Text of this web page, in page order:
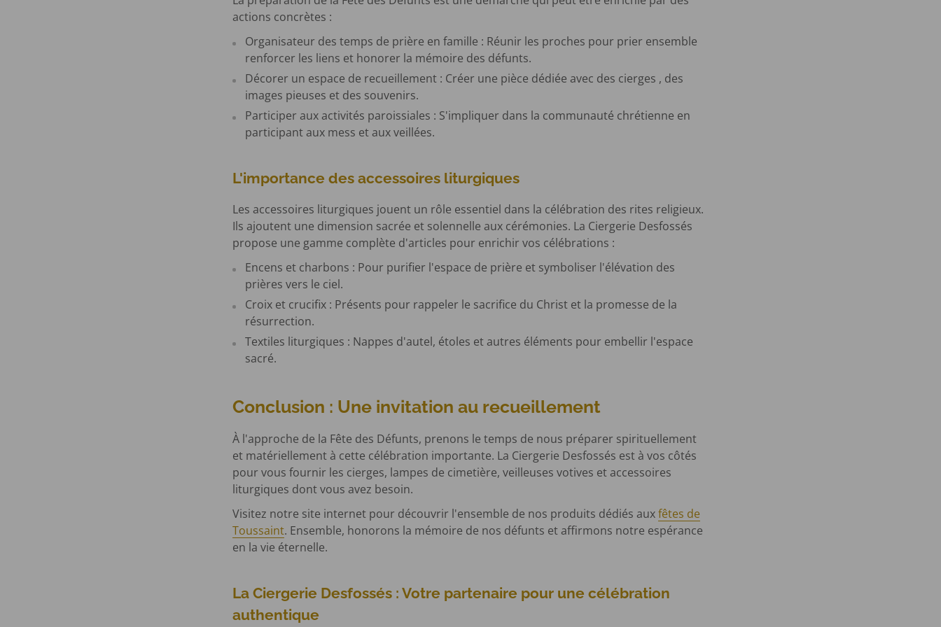
actions concrètes :
Organisateur des temps de prière en famille : Réunir les proches pour prier ensemble
renforcer les liens et honorer la mémoire des défunts.
Décorer un espace de recueillement : Créer une pièce dédiée avec des cierges , des
images pieuses et des souvenirs.
Participer aux activités paroissiales : S'impliquer dans la communauté chrétienne en
participant aux mess et aux veillées.
L'importance des accessoires liturgiques
Les accessoires liturgiques jouent un rôle essentiel dans la célébration des rites religieux.
Ils ajoutent une dimension sacrée et solennelle aux cérémonies. La Ciergerie Desfossés
propose une gamme complète d'articles pour enrichir vos célébrations :
Encens et charbons : Pour purifier l'espace de prière et symboliser l'élévation des
prières vers le ciel.
Croix et crucifix : Présents pour rappeler le sacrifice du Christ et la promesse de la
résurrection.
Textiles liturgiques : Nappes d'autel, étoles et autres éléments pour embellir l'espace
sacré.
Conclusion : Une invitation au recueillement
À l'approche de la Fête des Défunts, prenons le temps de nous préparer spirituellement
et matériellement à cette célébration importante. La Ciergerie Desfossés est à vos côtés
pour vous fournir les cierges, lampes de cimetière, veilleuses votives et accessoires
liturgiques dont vous avez besoin.
Visitez notre site internet pour découvrir l'ensemble de nos produits dédiés auxfêtes de
Toussaint. Ensemble, honorons la mémoire de nos défunts et affirmons notre espérance
en la vie éternelle.
La Ciergerie Desfossés : Votre partenaire pour une célébration
authentique